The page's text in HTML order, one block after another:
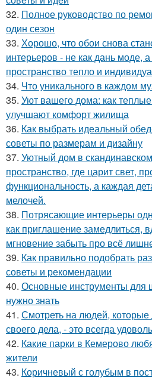
32. Полное руководство по
один сезон
33. Хорошо, что обои снова
интерьеров - не как дань моде,
пространство тепло и
34. Что уникального в каждом
35. Уют вашего дома: как
улучшают комфорт жилища
36. Как выбрать идеальный
советы по размерам и дизайну
37. Уютный дом в
пространство, где царит свет,
функциональность, а каждая
мелочей.
38. Потрясающие интерьеры
как приглашение замедлиться,
мгновение забыть про всё
39. Как правильно подобрать
советы и рекомендации
40. Основные инструменты для
нужно знать
41. Смотреть на людей, которые
своего дела, - это всегда
42. Какие парки в Кемерово
жители
43. Коричневый с голубым в